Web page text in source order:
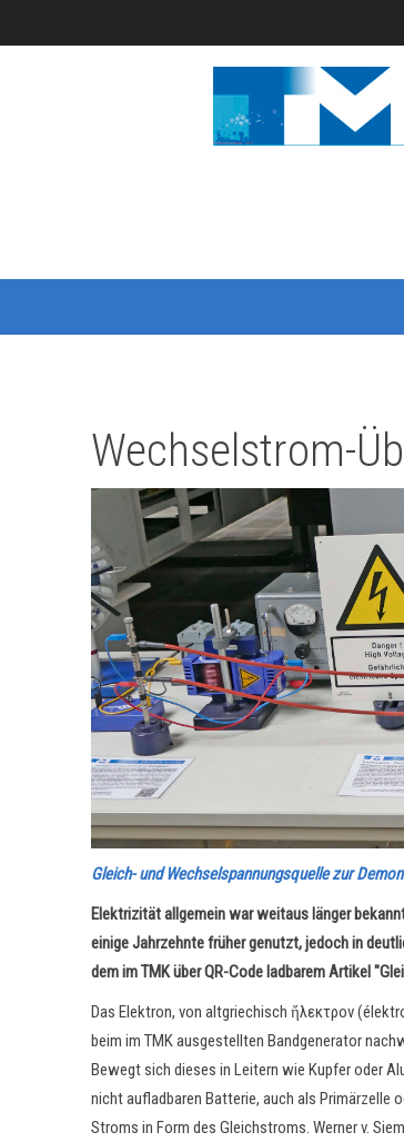
Wechselstrom-
Gleich- und Wechselspannungsquelle zur
Elektrizität allgemein war weitaus länger
einige Jahrzehnte früher genutzt, jedoch in
dem im TMK über QR-Code ladbarem Artikel
Das Elektron, von altgriechisch ἤλεκτρον
beim im TMK ausgestellten Bandgenerator
Bewegt sich dieses in Leitern wie Kupfer oder
nicht aufladbaren Batterie, auch als Primärzelle
Stroms in Form des Gleichstroms. Werner v.